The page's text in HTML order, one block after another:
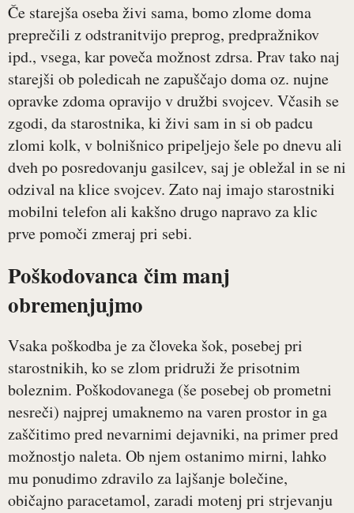
Če starejša oseba živi sama, bomo zlome doma
preprečili z odstranitvijo preprog, predpražnikov
ipd., vsega, kar poveča možnost zdrsa. Prav tako naj
starejši ob poledicah ne zapuščajo doma oz. nujne
opravke zdoma opravijo v družbi svojcev. Včasih se
zgodi, da starostnika, ki živi sam in si ob padcu
zlomi kolk, v bolnišnico pripeljejo šele po dnevu ali
dveh po posredovanju gasilcev, saj je obležal in se ni
odzival na klice svojcev. Zato naj imajo starostniki
mobilni telefon ali kakšno drugo napravo za klic
prve pomoči zmeraj pri sebi.
Poškodovanca čim manj
obremenjujmo
Vsaka poškodba je za človeka šok, posebej pri
starostnikih, ko se zlom pridruži že prisotnim
boleznim. Poškodovanega (še posebej ob prometni
nesreči) najprej umaknemo na varen prostor in ga
zaščitimo pred nevarnimi dejavniki, na primer pred
možnostjo naleta. Ob njem ostanimo mirni, lahko
mu ponudimo zdravilo za lajšanje bolečine,
običajno paracetamol, zaradi motenj pri strjevanju